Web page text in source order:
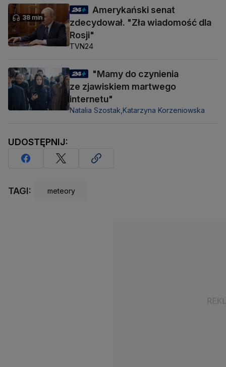
38 min
Amerykański senat
zdecydował. "Zła wiadomość dla
Rosji"
TVN24
"Mamy do czynienia
ze zjawiskiem martwego
internetu"
Natalia Szostak, Katarzyna Korzeniowska
UDOSTĘPNIJ:
TAGI: meteory